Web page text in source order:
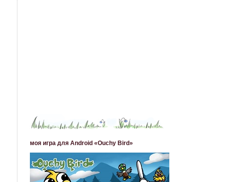
моя игра для Android «Ouchy Bird»